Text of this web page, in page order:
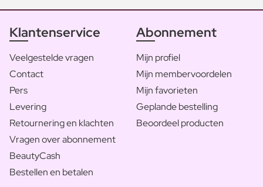
Klantenservice
Veelgestelde vragen
Contact
Pers
Levering
Retournering en klachten
Vragen over abonnement
BeautyCash
Bestellen en betalen
Abonnement
Mijn profiel
Mijn membervoordelen
Mijn favorieten
Geplande bestelling
Beoordeel producten